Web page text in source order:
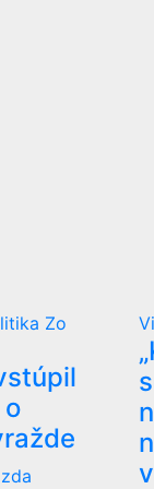
Zo